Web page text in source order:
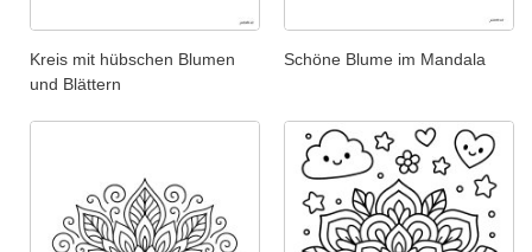
Kreis mit hübschen Blumen
und Blättern
Schöne Blume im Mandala